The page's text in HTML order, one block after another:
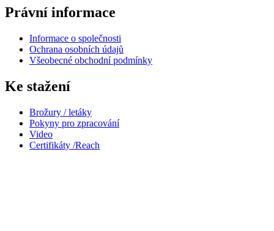
Právní informace
Informace o společnosti
Ochrana osobních údajů
Všeobecné obchodní podmínky
Ke stažení
Brožury / letáky
Pokyny pro zpracování
Video
Certifikáty /Reach